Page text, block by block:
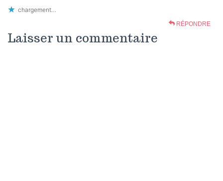
chargement…
RÉPONDRE
Laisser un commentaire